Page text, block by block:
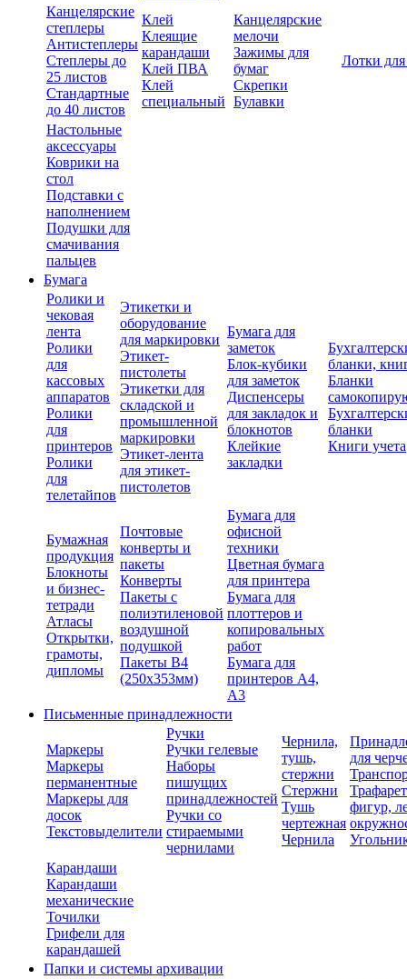
Канцелярские
степлеры
Антистеплеры
Степлеры до
25 листов
Стандартные
до 40 листов
Клей
Клеящие
карандаши
Клей ПВА
Клей
специальный
Канцелярские
мелочи
Зажимы для
бумаг
Скрепки
Булавки
Лотки
Настольные
аксессуары
Коврики на
стол
Подставки с
наполнением
Подушки для
смачивания
пальцев
Бумага
Ролики и
чековая
лента
Ролики
для
кассовых
аппаратов
Ролики
для
принтеров
Ролики
для
телетайпов
Этикетки и
оборудование
для маркировки
Этикет-
пистолеты
Этикетки для
складской и
промышленной
маркировки
Этикет-лента
для этикет-
пистолетов
Бумага для
заметок
Блок-кубики
для заметок
Диспенсеры
для закладок и
блокнотов
Клейкие
закладки
бланки,
Бланки
бланки
Книги учета
Бумажная
продукция
Блокноты
и бизнес-
тетради
Атласы
Открытки,
грамоты,
дипломы
Почтовые
конверты и
пакеты
Конверты
Пакеты с
полиэтиленовой
воздушной
подушкой
Пакеты В4
(250х353мм)
Бумага для
офисной
техники
Цветная бумага
для принтера
Бумага для
плоттеров и
копировальных
работ
Бумага для
принтеров А4,
А3
Письменные принадлежности
Маркеры
Маркеры
перманентные
Маркеры для
досок
Текстовыделители
Ручки
Ручки гелевые
Наборы
пишущих
принадлежностей
Ручки со
стираемыми
чернилами
Чернила,
тушь,
стержни
Стержни
Тушь
чертежная
Чернила
для
фигур,
Карандаши
Карандаши
механические
Точилки
Грифели для
карандашей
Папки и системы архивации